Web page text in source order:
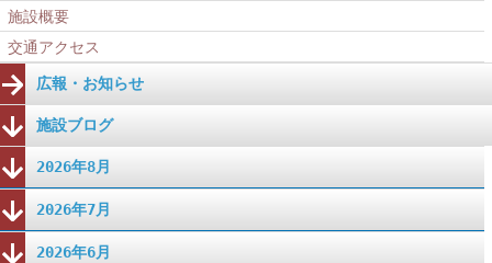
施設概要
交通アクセス
広報・お知らせ
施設ブログ
2026年8月
2026年7月
2026年6月